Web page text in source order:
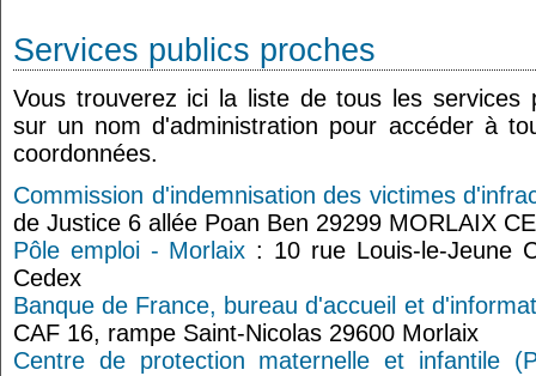
Services publics proches
Vous trouverez ici la liste de tous les services
sur un nom d'administration pour accéder à
coordonnées.
Commission d'indemnisation des victimes
de Justice 6 allée Poan Ben 29299 MORLAIX
Pôle emploi - Morlaix : 10 rue Louis-le-Jeune
Cedex
Banque de France, bureau d'accueil et
CAF 16, rampe Saint-Nicolas 29600 Morlaix
Centre de protection maternelle et infantile